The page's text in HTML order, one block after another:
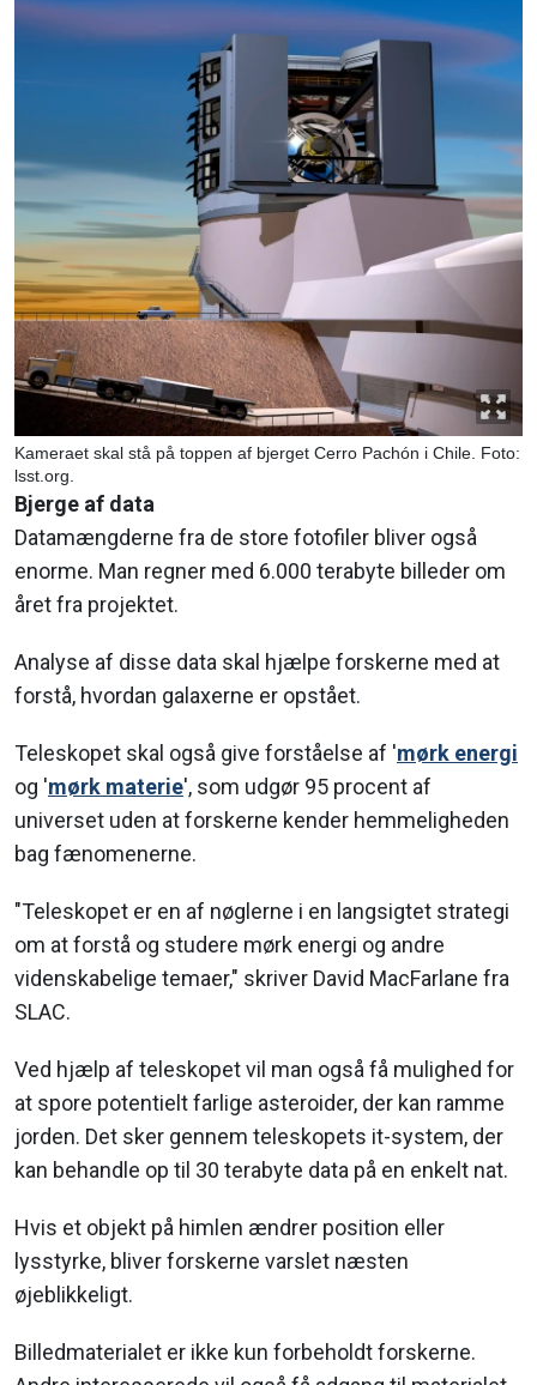
Kameraet skal stå på toppen af bjerget Cerro Pachón i Chile. Foto:
lsst.org.
Bjerge af data
Datamængderne fra de store fotofiler bliver også
enorme. Man regner med 6.000 terabyte billeder om
året fra projektet.
Analyse af disse data skal hjælpe forskerne med at
forstå, hvordan galaxerne er opstået.
Teleskopet skal også give forståelse af 'mørk energi
og 'mørk materie', som udgør 95 procent af
universet uden at forskerne kender hemmeligheden
bag fænomenerne.
"Teleskopet er en af nøglerne i en langsigtet strategi
om at forstå og studere mørk energi og andre
videnskabelige temaer," skriver David MacFarlane fra
SLAC.
Ved hjælp af teleskopet vil man også få mulighed for
at spore potentielt farlige asteroider, der kan ramme
jorden. Det sker gennem teleskopets it-system, der
kan behandle op til 30 terabyte data på en enkelt nat.
Hvis et objekt på himlen ændrer position eller
lysstyrke, bliver forskerne varslet næsten
øjeblikkeligt.
Billedmaterialet er ikke kun forbeholdt forskerne.